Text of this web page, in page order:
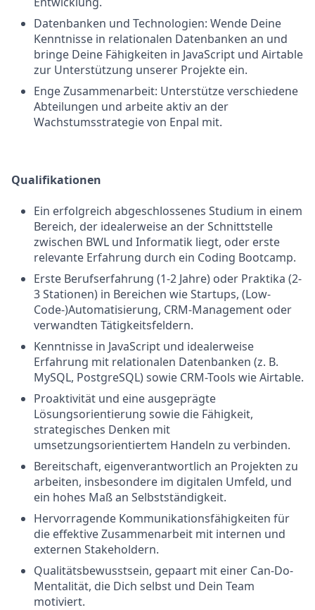
Datenbanken und Technologien: Wende Deine
Kenntnisse in relationalen Datenbanken an und
bringe Deine Fähigkeiten in JavaScript und Airtable
zur Unterstützung unserer Projekte ein.
Enge Zusammenarbeit: Unterstütze verschiedene
Abteilungen und arbeite aktiv an der
Wachstumsstrategie von Enpal mit.
Qualifikationen
Ein erfolgreich abgeschlossenes Studium in einem
Bereich, der idealerweise an der Schnittstelle
zwischen BWL und Informatik liegt, oder erste
relevante Erfahrung durch ein Coding Bootcamp.
Erste Berufserfahrung (1-2 Jahre) oder Praktika (2-
3 Stationen) in Bereichen wie Startups, (Low-
Code-)Automatisierung, CRM-Management oder
verwandten Tätigkeitsfeldern.
Kenntnisse in JavaScript und idealerweise
Erfahrung mit relationalen Datenbanken (z. B.
MySQL, PostgreSQL) sowie CRM-Tools wie Airtable.
Proaktivität und eine ausgeprägte
Lösungsorientierung sowie die Fähigkeit,
strategisches Denken mit
umsetzungsorientiertem Handeln zu verbinden.
Bereitschaft, eigenverantwortlich an Projekten zu
arbeiten, insbesondere im digitalen Umfeld, und
ein hohes Maß an Selbstständigkeit.
Hervorragende Kommunikationsfähigkeiten für
die effektive Zusammenarbeit mit internen und
externen Stakeholdern.
Qualitätsbewusstsein, gepaart mit einer Can-Do-
Mentalität, die Dich selbst und Dein Team
motiviert.